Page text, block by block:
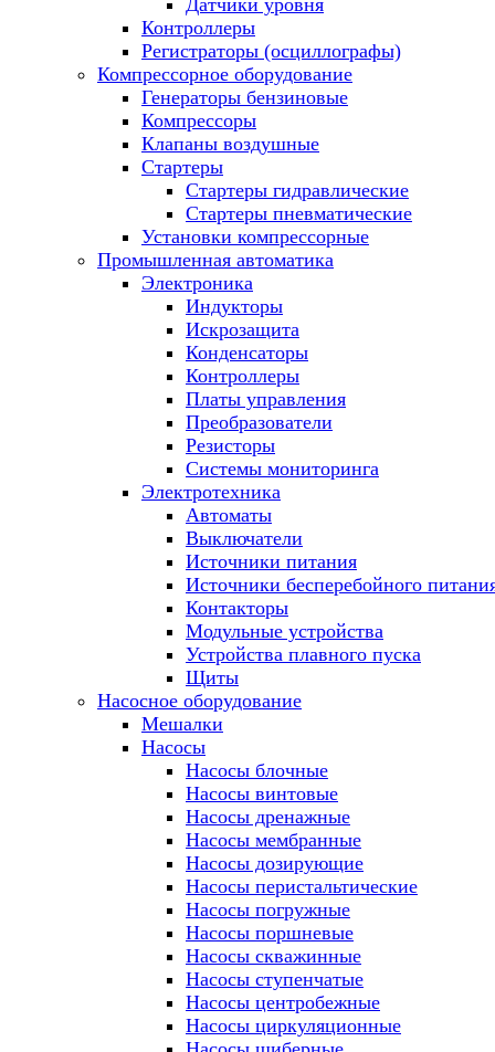
Датчики уровня
Контроллеры
Регистраторы (осциллографы)
Компрессорное оборудование
Генераторы бензиновые
Компрессоры
Клапаны воздушные
Стартеры
Стартеры гидравлические
Стартеры пневматические
Установки компрессорные
Промышленная автоматика
Электроника
Индукторы
Искрозащита
Конденсаторы
Контроллеры
Платы управления
Преобразователи
Резисторы
Системы мониторинга
Электротехника
Автоматы
Выключатели
Источники питания
Источники бесперебойного
Контакторы
Модульные устройства
Устройства плавного пуска
Щиты
Насосное оборудование
Мешалки
Насосы
Насосы блочные
Насосы винтовые
Насосы дренажные
Насосы мембранные
Насосы дозирующие
Насосы перистальтические
Насосы погружные
Насосы поршневые
Насосы скважинные
Насосы ступенчатые
Насосы центробежные
Насосы циркуляционные